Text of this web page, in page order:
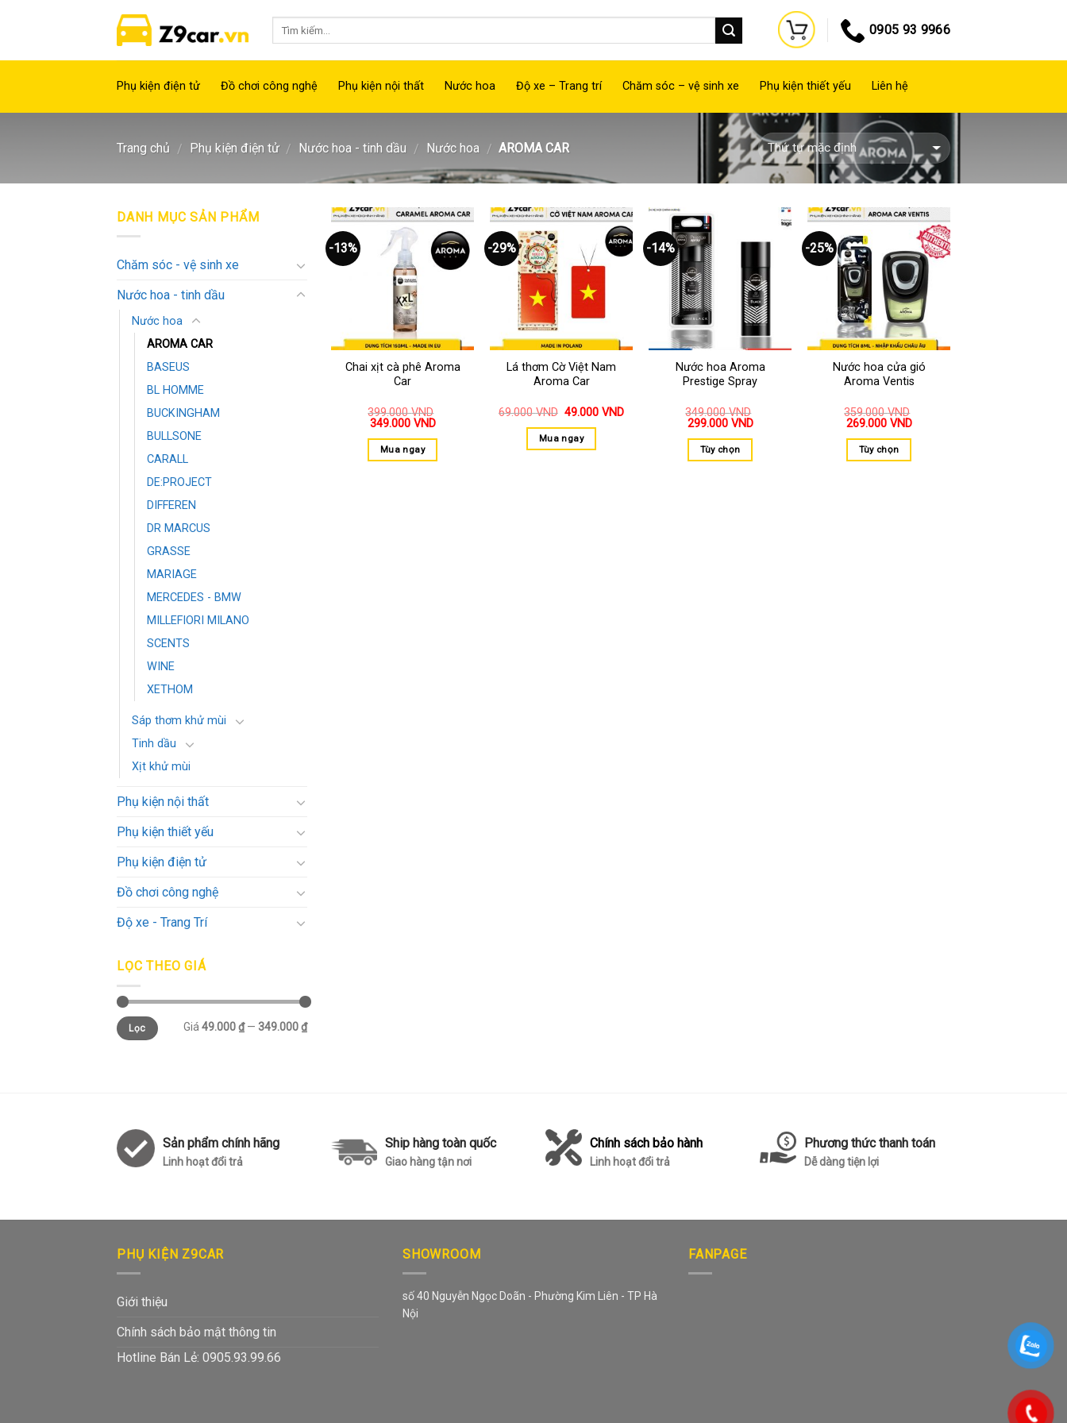
0905 93 9966
Phụ kiện điện tử Đồ chơi công nghệ Phụ kiện nội thất Nước hoa Độ xe – Trang trí Chăm sóc – vệ sinh xe Phụ kiện thiết yếu Liên hệ
Trang chủ / Phụ kiện điện tử / Nước hoa - tinh dầu / Nước hoa / AROMA CAR
DANH MỤC SẢN PHẨM
Chăm sóc - vệ sinh xe
Nước hoa - tinh dầu
Nước hoa
AROMA CAR
BASEUS
BL HOMME
BUCKINGHAM
BULLSONE
CARALL
DE:PROJECT
DIFFEREN
DR MARCUS
GRASSE
MARIAGE
MERCEDES - BMW
MILLEFIORI MILANO
SCENTS
WINE
XETHOM
Sáp thơm khử mùi
Tinh dầu
Xịt khử mùi
Phụ kiện nội thất
Phụ kiện thiết yếu
Phụ kiện điện tử
Đồ chơi công nghệ
Độ xe - Trang Trí
LỌC THEO GIÁ
Lọc Giá 49.000 ₫— 349.000 ₫
-13%
Thêm
yêu
Chai xịt cà phê Aroma
Car
399.000VND
349.000 VND
Mua ngay
-29%
Thêm
Lá thơm Cờ Việt Nam
Aroma Car
69.000VND 49.000VND
Mua ngay
-14%
yêu
thích
Nước hoa Aroma
Prestige Spray
349.000VND
299.000 VND
Tùy chọn
-25%
Thêm
vào
yêu
thích
Nước hoa cửa gió
Aroma Ventis
359.000VND
269.000 VND
Tùy chọn
Sản phẩm chính hãng
Linh hoạt đổi trả
Ship hàng toàn quốc
Giao hàng tận nơi
Chính sách bảo hành
Linh hoạt đổi trả
Phương thức thanh toán
Dễ dàng tiện lợi
PHỤ KIỆN Z9CAR
Giới thiệu
Chính sách bảo mật thông tin
Hotline Bán Lẻ: 0905.93.99.66
SHOWROOM
số 40 Nguyễn Ngọc Doãn - Phường Kim Liên - TP Hà
Nội
FANPAGE